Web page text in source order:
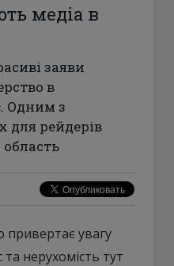
медіа в
заяви
в
Одним з
рейдерів
область
привертає увагу
та нерухомість тут